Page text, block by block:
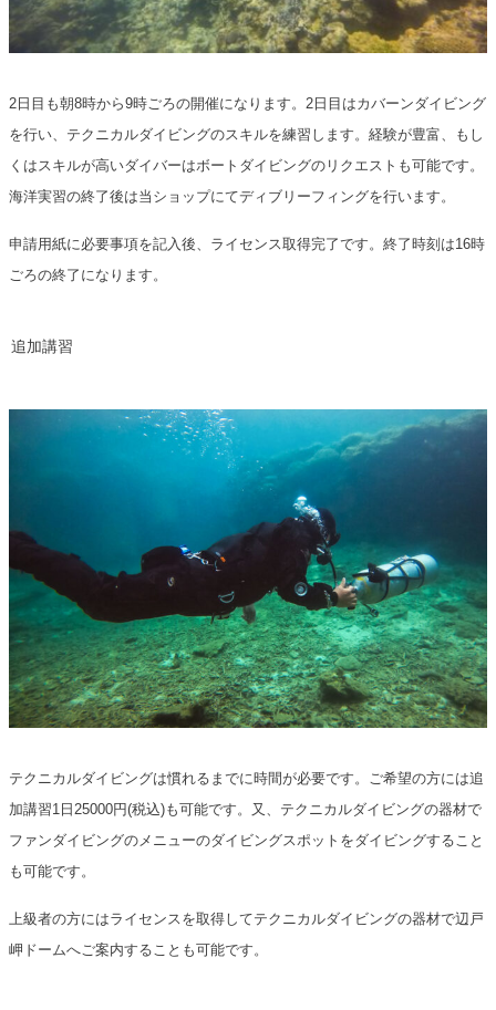
2日目も朝8時から9時ごろの開催になります。2日目はカバーンダイビング
を行い、テクニカルダイビングのスキルを練習します。経験が豊富、もし
くはスキルが高いダイバーはボートダイビングのリクエストも可能です。
海洋実習の終了後は当ショップにてディブリーフィングを行います。
申請用紙に必要事項を記入後、ライセンス取得完了です。終了時刻は16時
ごろの終了になります。
追加講習
テクニカルダイビングは慣れるまでに時間が必要です。ご希望の方には追
加講習1日25000円(税込)も可能です。又、テクニカルダイビングの器材で
ファンダイビングのメニューのダイビングスポットをダイビングすること
も可能です。
上級者の方にはライセンスを取得してテクニカルダイビングの器材で辺戸
岬ドームへご案内することも可能です。